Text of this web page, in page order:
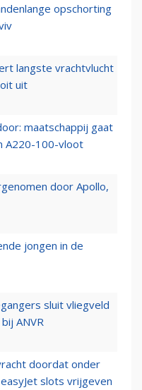
opschorting
langste vrachtvlucht
uit
maatschappij gaat
A220-100-vloot
door Apollo,
jongen in de
sluit vliegveld
ANVR
doordat onder
slots vrijgeven